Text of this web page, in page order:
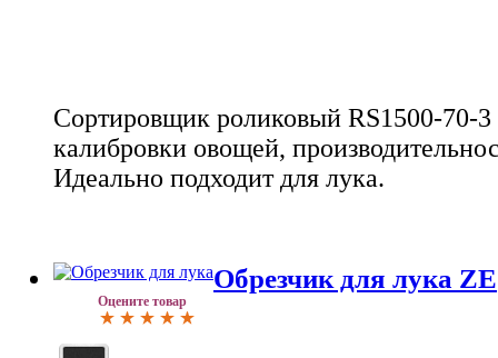
Сортировщик роликовый RS1500-70-3
калибровки овощей,
Идеально подходит для лука.
Оцените товар
Обрезчик для лука ZE